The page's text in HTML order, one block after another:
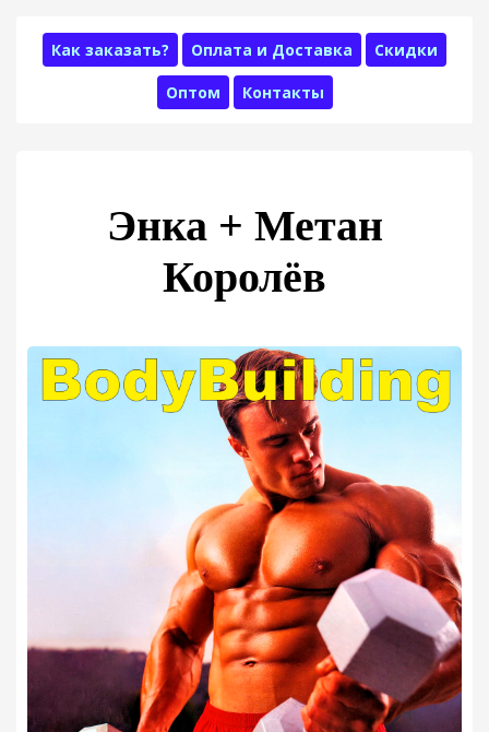
Как заказать? Оплата и Доставка Скидки
Оптом Контакты
Энка + Метан
Королёв